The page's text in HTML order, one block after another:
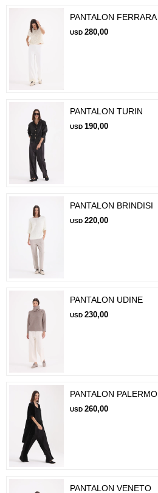
PANTALON FERRARA
USD 280,00
PANTALON TURIN
USD 190,00
PANTALON BRINDISI
USD 220,00
PANTALON UDINE
USD 230,00
PANTALON PALERMO
USD 260,00
PANTALON VENETO